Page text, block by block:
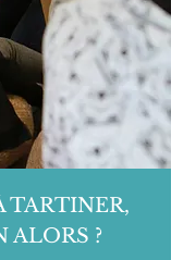
TARTINER,
ALORS ?